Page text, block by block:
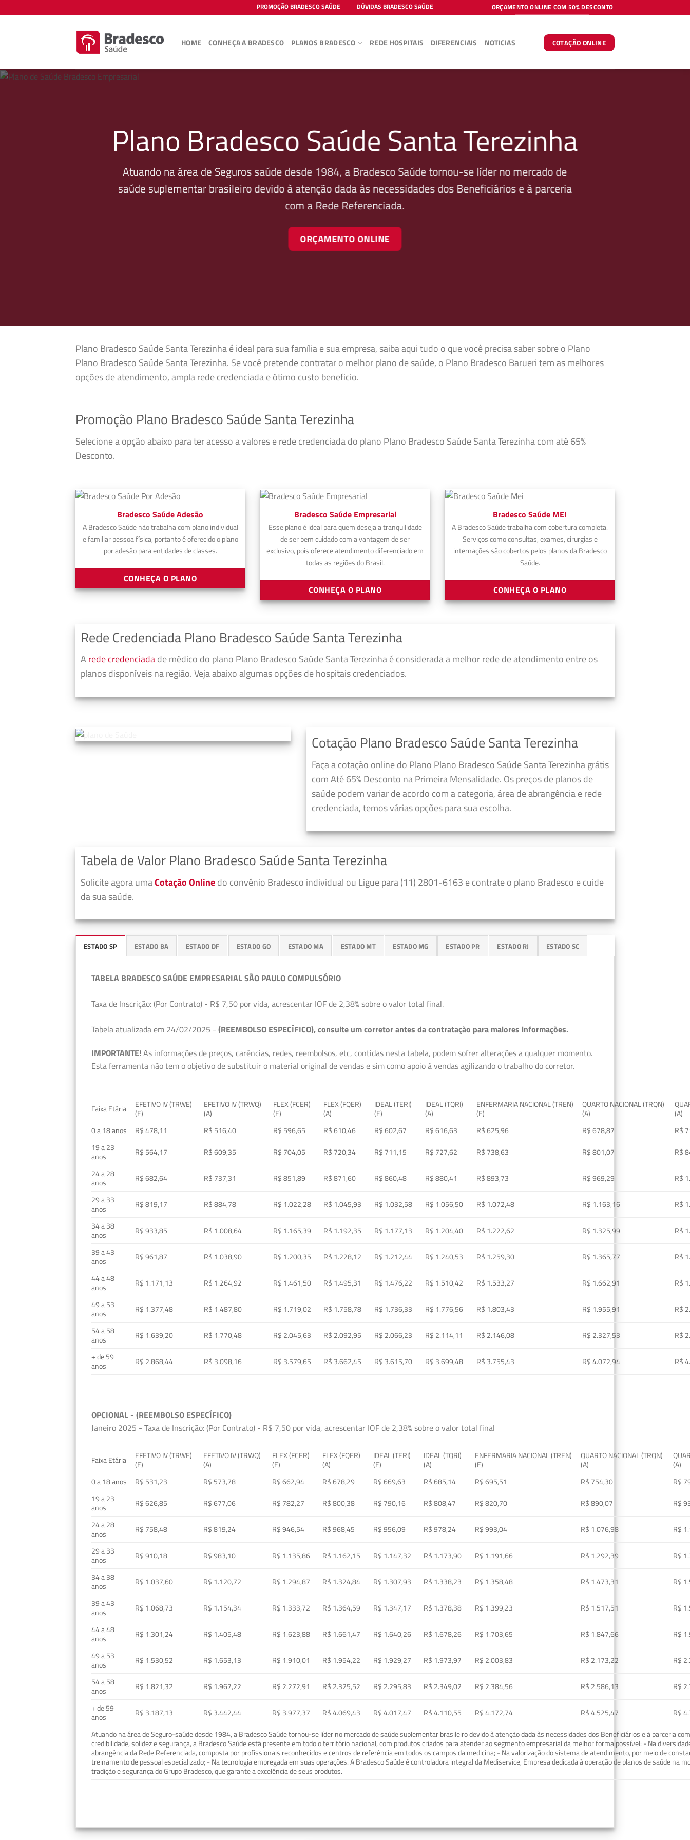
to
PROMOÇÃO BRADESCO SAÚDE DÚVIDAS BRADESCO SAÚDE ORÇAMENTO ONLINE COM 50% DESCONTO
HOME CONHEÇA A BRADESCO PLANOS BRADESCO REDE HOSPITAIS DIFERENCIAIS NOTICIAS COTAÇÃO ONLINE
Plano Bradesco Saúde Santa Terezinha
Atuando na área de Seguros saúde desde 1984, a Bradesco Saúde tornou-se líder no mercado de
saúde suplementar brasileiro devido à atenção dada às necessidades dos Beneficiários e à parceria
com a Rede Referenciada.
ORÇAMENTO ONLINE
Plano Bradesco Saúde Santa Terezinha é ideal para sua família e sua empresa, saiba aqui tudo o que você precisa saber sobre o Plano
Plano Bradesco Saúde Santa Terezinha. Se você pretende contratar o melhor plano de saúde, o Plano Bradesco Barueri tem as melhores
opções de atendimento, ampla rede credenciada e ótimo custo beneficio.
Promoção Plano Bradesco Saúde Santa Terezinha
Selecione a opção abaixo para ter acesso a valores e rede credenciada do plano Plano Bradesco Saúde Santa Terezinha com até 65%
Desconto.
Bradesco Saúde Adesão
A Bradesco Saúde não trabalha com plano individual
e familiar pessoa física, portanto é oferecido o plano
por adesão para entidades de classes.
CONHEÇA O PLANO
Bradesco Saúde Empresarial
Esse plano é ideal para quem deseja a tranquilidade
de ser bem cuidado com a vantagem de ser
exclusivo, pois oferece atendimento diferenciado em
todas as regiões do Brasil.
CONHEÇA O PLANO
Bradesco Saúde MEI
A Bradesco Saúde trabalha com cobertura completa.
Serviços como consultas, exames, cirurgias e
internações são cobertos pelos planos da Bradesco
Saúde.
CONHEÇA O PLANO
Rede Credenciada Plano Bradesco Saúde Santa Terezinha
A rede credenciadade médico do plano Plano Bradesco Saúde Santa Terezinha é considerada a melhor rede de atendimento entre os
planos disponíveis na região. Veja abaixo algumas opções de hospitais credenciados.
Cotação Plano Bradesco Saúde Santa Terezinha
Faça a cotação online do Plano Plano Bradesco Saúde Santa Terezinha grátis
com Até 65% Desconto na Primeira Mensalidade. Os preços de planos de
saúde podem variar de acordo com a categoria, área de abrangência e rede
credenciada, temos várias opções para sua escolha.
Tabela de Valor Plano Bradesco Saúde Santa Terezinha
Solicite agora umaCotação Onlinedo convênio Bradesco individual ou Ligue para (11) 2801-6163 e contrate o plano Bradesco e cuide
da sua saúde.
ESTADO SP ESTADO BA ESTADO DF ESTADO GO ESTADO MA ESTADO MT ESTADO MG ESTADO PR ESTADO RJ ESTADO SC
TABELA BRADESCO SAÚDE EMPRESARIAL SÃO PAULO COMPULSÓRIO
Taxa de Inscrição: (Por Contrato) - R$ 7,50 por vida, acrescentar IOF de 2,38% sobre o valor total final.
Tabela atualizada em 24/02/2025 - (REEMBOLSO ESPECÍFICO), consulte um corretor antes da contratação para maiores informações.
IMPORTANTE!As informações de preços, carências, redes, reembolsos, etc, contidas nesta tabela, podem sofrer alterações a qualquer momento.
Esta ferramenta não tem o objetivo de substituir o material original de vendas e sim como apoio à vendas agilizando o trabalho do corretor.
Faixa Etária
EFETIVO IV (TRWE)
(E)
EFETIVO IV (TRWQ)
(A)
FLEX (FCER)
(E)
FLEX (FQER)
(A)
IDEAL (TERI)
(E)
IDEAL (TQRI)
(A)
ENFERMARIA NACIONAL (TREN)
(E)
QUARTO NACIONAL (TRQN)
(A)
(A)
0 a 18 anos
R$ 478,11 R$ 516,40 R$ 596,65 R$ 610,46 R$ 602,67 R$ 616,63 R$ 625,96 R$ 678,87
R$
19 a 23
anos
R$ 564,17 R$ 609,35 R$ 704,05 R$ 720,34 R$ 711,15 R$ 727,62 R$ 738,63 R$ 801,07
R$
24 a 28
anos
R$ 682,64 R$ 737,31 R$ 851,89 R$ 871,60 R$ 860,48 R$ 880,41 R$ 893,73 R$ 969,29
R$
29 a 33
anos
R$ 819,17 R$ 884,78 R$ 1.022,28 R$ 1.045,93 R$ 1.032,58 R$ 1.056,50 R$ 1.072,48 R$ 1.163,16
R$
34 a 38
anos
R$ 933,85 R$ 1.008,64 R$ 1.165,39 R$ 1.192,35 R$ 1.177,13 R$ 1.204,40 R$ 1.222,62 R$ 1.325,99
R$
39 a 43
anos
R$ 961,87 R$ 1.038,90 R$ 1.200,35 R$ 1.228,12 R$ 1.212,44 R$ 1.240,53 R$ 1.259,30 R$ 1.365,77
R$
44 a 48
anos
R$ 1.171,13 R$ 1.264,92 R$ 1.461,50 R$ 1.495,31 R$ 1.476,22 R$ 1.510,42 R$ 1.533,27 R$ 1.662,91
R$
49 a 53
anos
R$ 1.377,48 R$ 1.487,80 R$ 1.719,02 R$ 1.758,78 R$ 1.736,33 R$ 1.776,56 R$ 1.803,43 R$ 1.955,91
R$
54 a 58
anos
R$ 1.639,20 R$ 1.770,48 R$ 2.045,63 R$ 2.092,95 R$ 2.066,23 R$ 2.114,11 R$ 2.146,08 R$ 2.327,53
R$
+ de 59
anos
R$ 2.868,44 R$ 3.098,16 R$ 3.579,65 R$ 3.662,45 R$ 3.615,70 R$ 3.699,48 R$ 3.755,43 R$ 4.072,94 R$
OPCIONAL - (REEMBOLSO ESPECÍFICO)
Janeiro 2025 - Taxa de Inscrição: (Por Contrato) - R$ 7,50 por vida, acrescentar IOF de 2,38% sobre o valor total final
Faixa Etária
EFETIVO IV (TRWE)
(E)
EFETIVO IV (TRWQ)
(A)
FLEX (FCER)
(E)
FLEX (FQER)
(A)
IDEAL (TERI)
(E)
IDEAL (TQRI)
(A)
ENFERMARIA NACIONAL (TREN)
(E)
QUARTO NACIONAL (TRQN)
(A)
(A)
0 a 18 anos
R$ 531,23 R$ 573,78 R$ 662,94 R$ 678,29 R$ 669,63 R$ 685,14 R$ 695,51 R$ 754,30
R$
19 a 23
anos
R$ 626,85 R$ 677,06 R$ 782,27 R$ 800,38 R$ 790,16 R$ 808,47 R$ 820,70 R$ 890,07
R$
24 a 28
anos
R$ 758,48 R$ 819,24 R$ 946,54 R$ 968,45 R$ 956,09 R$ 978,24 R$ 993,04 R$ 1.076,98
R$
29 a 33
anos
R$ 910,18 R$ 983,10 R$ 1.135,86 R$ 1.162,15 R$ 1.147,32 R$ 1.173,90 R$ 1.191,66 R$ 1.292,39
R$
34 a 38
anos
R$ 1.037,60 R$ 1.120,72 R$ 1.294,87 R$ 1.324,84 R$ 1.307,93 R$ 1.338,23 R$ 1.358,48 R$ 1.473,31
R$
39 a 43
anos
R$ 1.068,73 R$ 1.154,34 R$ 1.333,72 R$ 1.364,59 R$ 1.347,17 R$ 1.378,38 R$ 1.399,23 R$ 1.517,51
R$
44 a 48
anos
R$ 1.301,24 R$ 1.405,48 R$ 1.623,88 R$ 1.661,47 R$ 1.640,26 R$ 1.678,26 R$ 1.703,65 R$ 1.847,66
R$
49 a 53
anos
R$ 1.530,52 R$ 1.653,13 R$ 1.910,01 R$ 1.954,22 R$ 1.929,27 R$ 1.973,97 R$ 2.003,83 R$ 2.173,22
R$
54 a 58
anos
R$ 1.821,32 R$ 1.967,22 R$ 2.272,91 R$ 2.325,52 R$ 2.295,83 R$ 2.349,02 R$ 2.384,56 R$ 2.586,13
R$
+ de 59
anos
R$ 3.187,13 R$ 3.442,44 R$ 3.977,37 R$ 4.069,43 R$ 4.017,47 R$ 4.110,55 R$ 4.172,74 R$ 4.525,47
R$
Atuando na área de Seguro-saúde desde 1984, a Bradesco Saúde tornou-se líder no mercado de saúde suplementar brasileiro devido à atenção dada às necessidades dos Beneficiários e à parceria
credibilidade, solidez e segurança, a Bradesco Saúde está presente em todo o território nacional, com produtos criados para atender ao segmento empresarial da melhor forma possível: - Na
abrangência da Rede Referenciada, composta por profissionais reconhecidos e centros de referência em todos os campos da medicina; - Na valorização do sistema de atendimento, por meio de
treinamento de pessoal especializado; - Na tecnologia empregada em suas operações. A Bradesco Saúde é controladora integral da Mediservice, Empresa dedicada à operação de planos de saúde na
tradição e segurança do Grupo Bradesco, que garante a excelência de seus produtos.